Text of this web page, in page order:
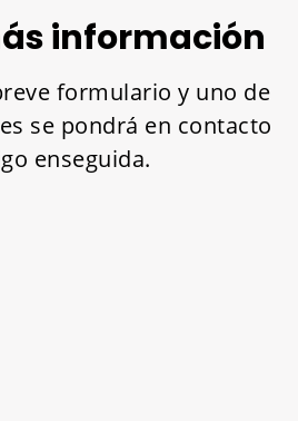
información
formulario y uno de
se pondrá en contacto
enseguida.